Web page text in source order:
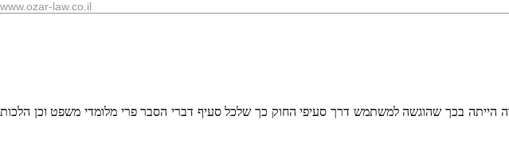
www.ozar-law.co.il
בכך שהוגשה למשתמש דרך סעיפי החוק כך שלכל סעיף דברי הסבר פרי מלומדי משפט וכן הלכות